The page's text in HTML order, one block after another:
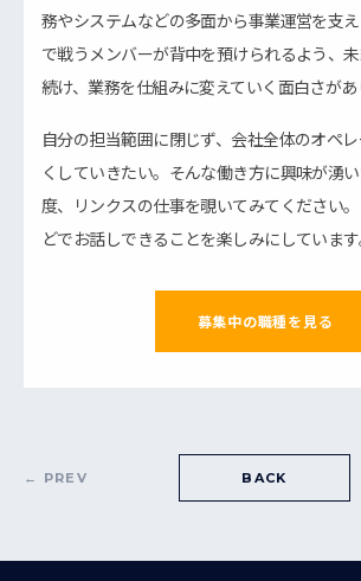
務やシステムなどの多面から事業運営を支
で戦うメンバーが背中を預けられるよう、
続け、業務を仕組みに変えていく面白さがあ
自分の担当範囲に閉じず、会社全体のオペ
くしていきたい。そんな働き方に興味が湧
度、リンクスの仕事を覗いてみてください
どでお話しできることを楽しみにしています
募集中の職種を見る
← PREV BACK